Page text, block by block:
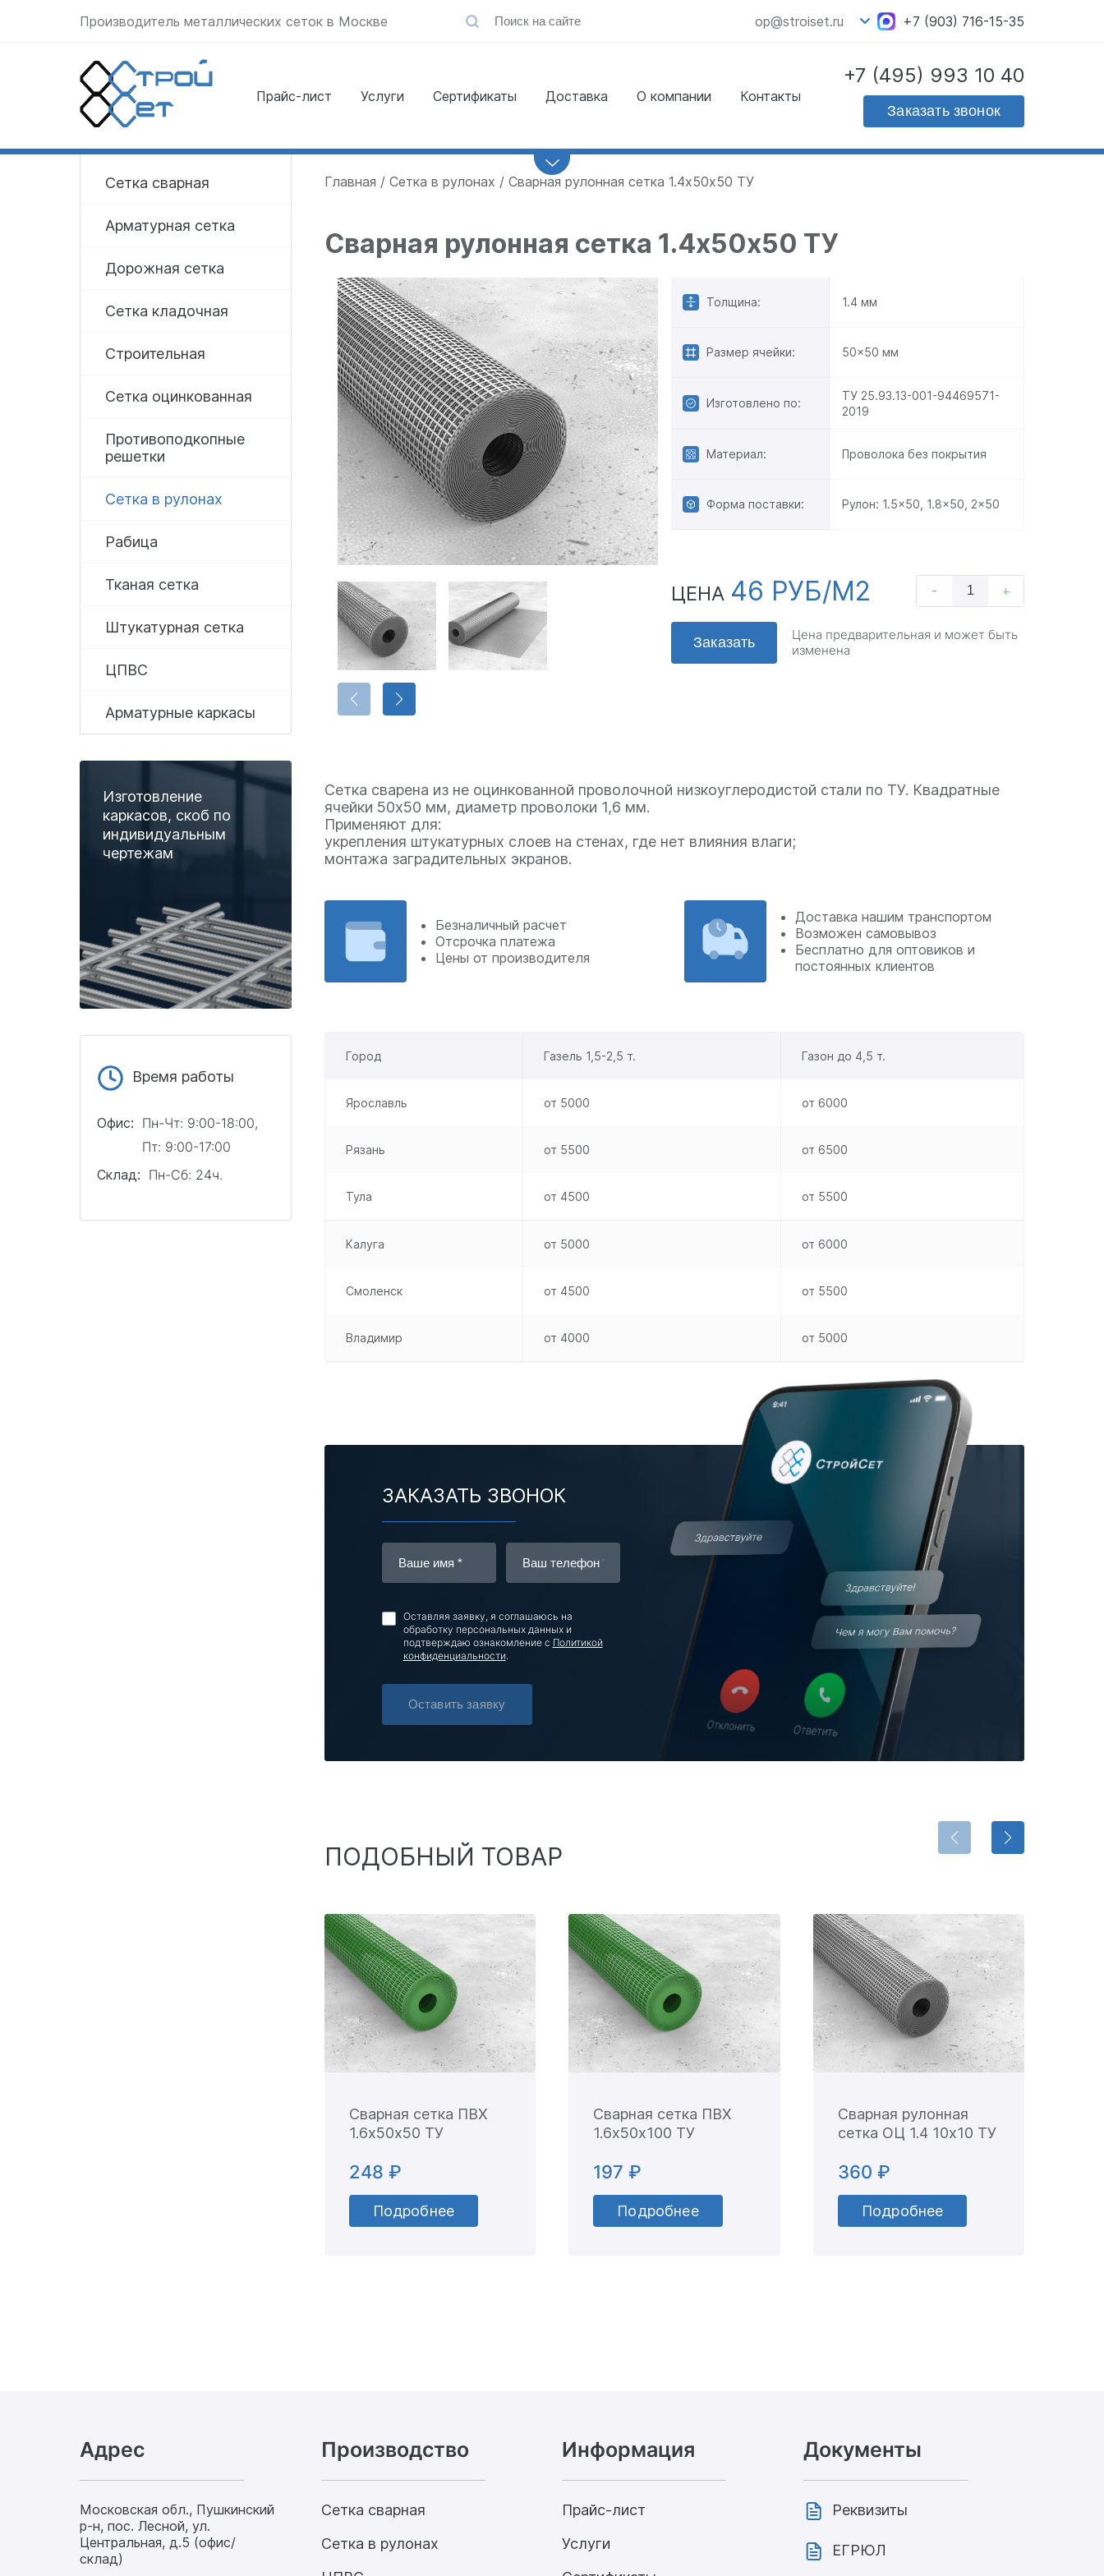
+7 (903) 716-15-35
Производитель металлических сеток в Москве op@stroiset.ru
+7 (495) 993 10 40
Заказать звонок
Прайс-лист Услуги Сертификаты Доставка О компании Контакты
Отправить заявку
прямо сейчас
Скачать прайс - лист
на продукцию
Изготовление
каркасов, скоб по
индивидуальным
чертежам
Время работы
Офис: Пн-Чт: 9:00-18:00,
Пт: 9:00-17:00
Склад: Пн-Сб: 24ч.
Сетка сварная
Арматурная сетка
Дорожная сетка
Сетка кладочная
Строительная
Сетка оцинкованная
Противоподкопные
решетки
Сетка в рулонах
Рабица
Тканая сетка
Штукатурная сетка
ЦПВС
Арматурные каркасы
Главная Сетка в рулонах Сварная рулонная сетка 1.4х50х50 ТУ
Сварная рулонная сетка 1.4х50х50 ТУ
Толщина: 1.4 мм
Размер ячейки: 50x50 мм
Изготовлено по:
ТУ 25.93.13-001-94469571-
2019
Материал: Проволока без покрытия
Форма поставки: Рулон: 1.5x50 1.8x50 2x50
ЦЕНА 46 РУБ/М2 - +
Заказать
Цена предварительная и может быть
изменена
Сетка сварена из не оцинкованной проволочной низкоуглеродистой стали по ТУ. Квадратные
ячейки 50х50 мм, диаметр проволоки 1,6 мм.
Применяют для:
укрепления штукатурных слоев на стенах, где нет влияния влаги;
монтажа заградительных экранов.
Безналичный расчет
Отсрочка платежа
Цены от производителя
Доставка нашим транспортом
Возможен самовывоз
Бесплатно для оптовиков и
постоянных клиентов
Город Газель 1,5-2,5 т. Газон до 4,5 т.
Ярославль от 5000 от 6000
Рязань от 5500 от 6500
Тула от 4500 от 5500
Калуга от 5000 от 6000
Смоленск от 4500 от 5500
Владимир от 4000 от 5000
ЗАКАЗАТЬ ЗВОНОК
Оставляя заявку, я соглашаюсь на
обработку персональных данных и
подтверждаю ознакомление с Политикой
конфиденциальности.
Оставить заявку
ПОДОБНЫЙ ТОВАР
Сварная сетка ПВХ
1.6х50х50 ТУ
248 ₽
Подробнее
Сварная сетка ПВХ
1.6х50х100 ТУ
197 ₽
Подробнее
Сварная рулонная
сетка ОЦ 1.4 10х10 ТУ
360 ₽
Подробнее
Адрес
Московская обл., Пушкинский
р-н, пос. Лесной, ул.
Центральная, д.5 (офис/
склад)
Производство
Сетка сварная
Сетка в рулонах
Информация
Прайс-лист
Услуги
Документы
Реквизиты
ЕГРЮЛ